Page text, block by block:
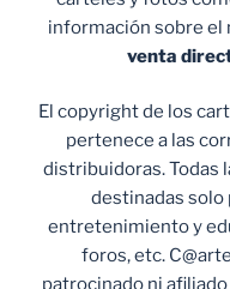
información sobre el
venta
El copyright de los
pertenece a las
distribuidoras. Todas
destinadas solo
entretenimiento y
foros, etc.
patrocinado ni